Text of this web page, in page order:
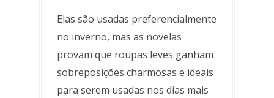
Elas são usadas preferencialmente
no inverno, mas as novelas
provam que roupas leves ganham
sobreposições charmosas e ideais
para serem usadas nos dias mais